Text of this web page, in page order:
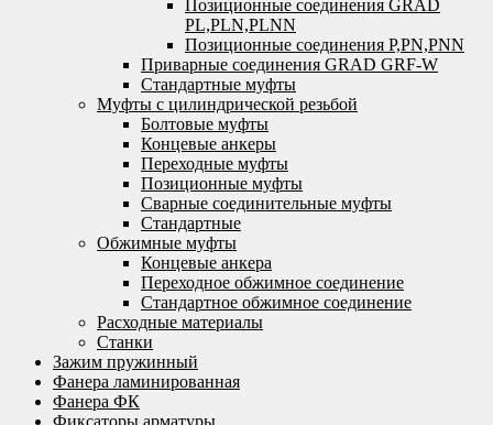
Позиционные соединения GRAD
PL,PLN,PLNN
Позиционные соединения P,PN,PNN
Приварные соединения GRAD GRF-W
Стандартные муфты
Муфты с цилиндрической резьбой
Болтовые муфты
Концевые анкеры
Переходные муфты
Позиционные муфты
Сварные соединительные муфты
Стандартные
Обжимные муфты
Концевые анкера
Переходное обжимное соединение
Стандартное обжимное соединение
Расходные материалы
Станки
Зажим пружинный
Фанера ламинированная
Фанера ФК
Фиксаторы арматуры